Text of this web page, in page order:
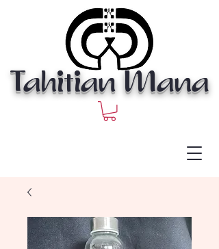
Tahitian Mana